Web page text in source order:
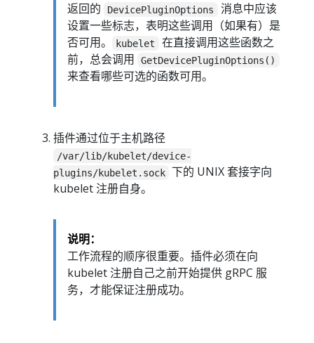
返回的 DevicePluginOptions
消息中应该
设置一些标志，表明这些调用（如果有）是
否可用。
kubelet
在直接调用这些函数之
前，总会调用
GetDevicePluginOptions()
来查看哪些可选的函数可用。
插件通过位于主机路径
/var/lib/kubelet/device-
plugins/kubelet.sock 下的 UNIX 套接字向
kubelet 注册自身。
说明：
工作流程的顺序很重要。插件必须在向
kubelet 注册自己之前开始提供 gRPC 服
务，才能保证注册成功。